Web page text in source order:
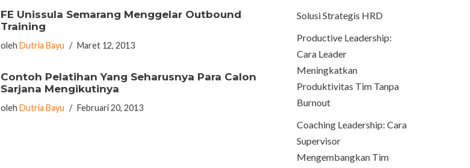
FE Unissula Semarang Menggelar Outbound
Training
olehDutria Bayu Maret 12, 2013
Contoh Pelatihan Yang Seharusnya Para Calon
Sarjana Mengikutinya
olehDutria Bayu Februari 20, 2013
Solusi Strategis HRD
Productive Leadership:
Cara Leader
Meningkatkan
Produktivitas Tim Tanpa
Burnout
Coaching Leadership: Cara
Supervisor
Mengembangkan Tim